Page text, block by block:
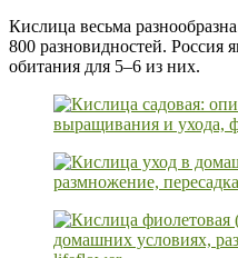
Кислица весьма
800 разновидностей. Россия
обитания для 5–6 из них.